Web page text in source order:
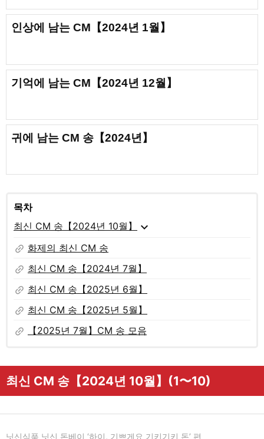
인상에 남는 CM【2024년 1월】
기억에 남는 CM【2024년 12월】
귀에 남는 CM 송【2024년】
목차
최신 CM 송【2024년 10월】
expand_more
link 화제의 최신 CM 송
link 최신 CM 송【2024년 7월】
link 최신 CM 송【2025년 6월】
link 최신 CM 송【2025년 5월】
link 【2025년 7월】CM 송 모음
최신 CM 송【2024년 10월】(1〜10)
닛신식품 닛신 돈베이 ‘하이, 기쁘게요 기키기키 돈’ 편